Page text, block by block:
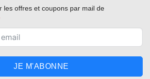
les offres et coupons par mail de
JE M'ABONNE